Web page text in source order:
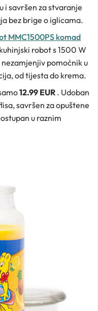
i savršen za stvaranje
bez brige o iglicama.
MMC1500PS komad
robot s 1500 W
pomoćnik u
od tijesta do krema.
12.99 EUR . Udoban
savršen za opuštene
u raznim